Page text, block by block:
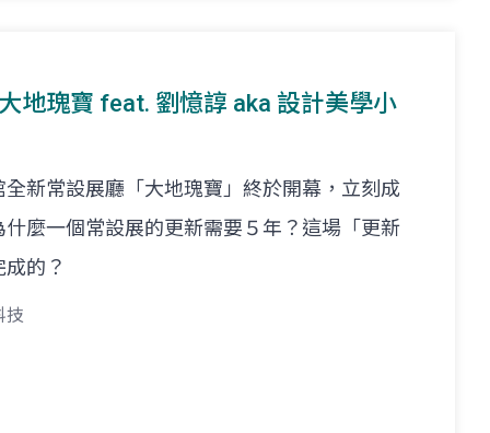
地瑰寶 feat. 劉憶諄 aka 設計美學小
新常設展廳「大地瑰寶」終於開幕，立刻成
麼一個常設展的更新需要５年？這場「更新
的？
技